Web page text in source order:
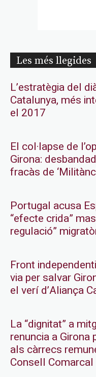
Les més llegides
L’estratègia del
Catalunya, més
el 2017
El col·lapse de
Girona:
fracàs de
Portugal acusa
“efecte crida”
regulació”
Front
via per salvar
el verí d’Aliança
La “dignitat” a
renuncia a Girona
als càrrecs
Consell Comarcal